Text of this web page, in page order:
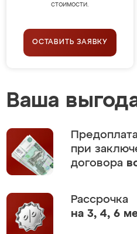
стоимости.
ОСТАВИТЬ ЗАЯВКУ
Ваша
Предоплата
при
договора
Рассрочка
на 3, 4, 6